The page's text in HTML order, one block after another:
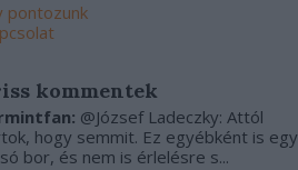
pontozunk
kommentek
@József Ladeczky: Attól
hogy semmit. Ez egyébként is egy
bor, és nem is érlelésre s...